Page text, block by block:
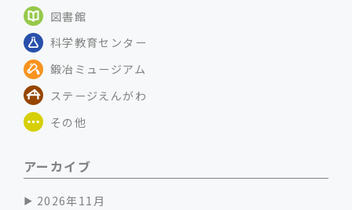
図書館
科学教育センター
鍛冶ミュージアム
ステージえんがわ
その他
アーカイブ
2026年11月